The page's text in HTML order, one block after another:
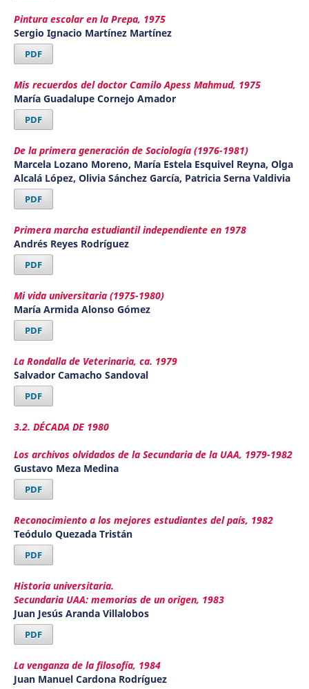
Pintura escolar en la Prepa, 1975
Sergio Ignacio Martínez Martínez
PDF
Mis recuerdos del doctor Camilo Apess Mahmud, 1975
María Guadalupe Cornejo Amador
PDF
De la primera generación de Sociología (1976-1981)
Marcela Lozano Moreno, María Estela Esquivel Reyna, Olga
Alcalá López, Olivia Sánchez García, Patricia Serna Valdivia
PDF
Primera marcha estudiantil independiente en 1978
Andrés Reyes Rodríguez
PDF
Mi vida universitaria (1975-1980)
María Armida Alonso Gómez
PDF
La Rondalla de Veterinaria, ca. 1979
Salvador Camacho Sandoval
PDF
3.2. DÉCADA DE 1980
Los archivos olvidados de la Secundaria de la UAA, 1979-1982
Gustavo Meza Medina
PDF
Reconocimiento a los mejores estudiantes del país, 1982
Teódulo Quezada Tristán
PDF
Historia universitaria.
Secundaria UAA: memorias de un origen, 1983
Juan Jesús Aranda Villalobos
PDF
La venganza de la filosofía, 1984
Juan Manuel Cardona Rodríguez